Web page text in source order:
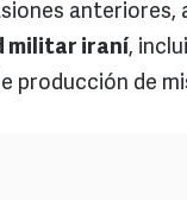
anteriores,
militar iraní,
producción de